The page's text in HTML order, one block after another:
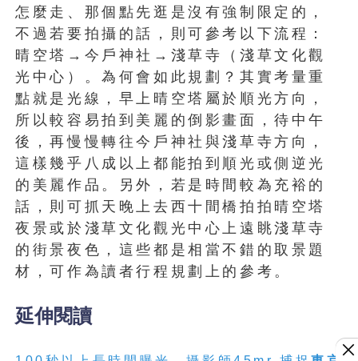
怎麼走、那個點先逛是沒有強制限定的，
不過若要拍攝的話，則可參考以下流程：
晴空塔→今戶神社→淺草寺（淺草文化觀
光中心）。為何會如此規劃？其實考量重
點就是光線，早上晴空塔屬於順光方向，
所以較容易拍到美麗的倒影畫面，待中午
後，再慢慢轉往今戶神社與淺草寺方向，
這樣幾乎八成以上都能拍到順光或側逆光
的美麗作品。另外，若是時間較為充裕的
話，則可抓天晚上去西十間橋拍拍晴空塔
夜景或於淺草文化觀光中心上遠眺淺草寺
的街景夜色，這些都是相當不錯的取景題
材，可作為讀者行程規劃上的參考。
延伸閱讀